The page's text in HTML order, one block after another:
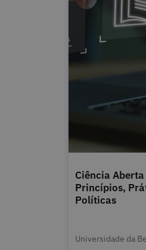
Ciência Aberta
Princípios,
Políticas
Universidade da